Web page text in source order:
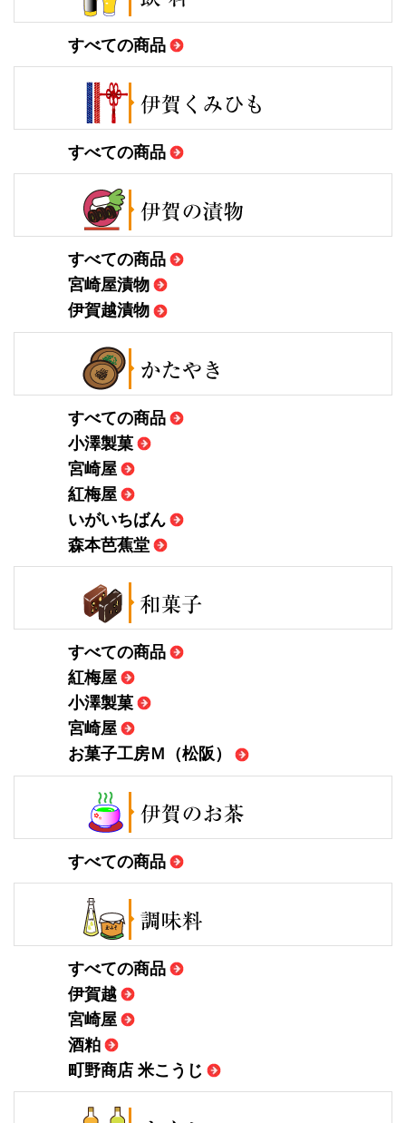
すべての商品
すべての商品
すべての商品
宮崎屋漬物
伊賀越漬物
すべての商品
小澤製菓
宮崎屋
紅梅屋
いがいちばん
森本芭蕉堂
すべての商品
紅梅屋
小澤製菓
宮崎屋
お菓子工房Ｍ（松阪）
すべての商品
すべての商品
伊賀越
宮崎屋
酒粕
町野商店 米こうじ